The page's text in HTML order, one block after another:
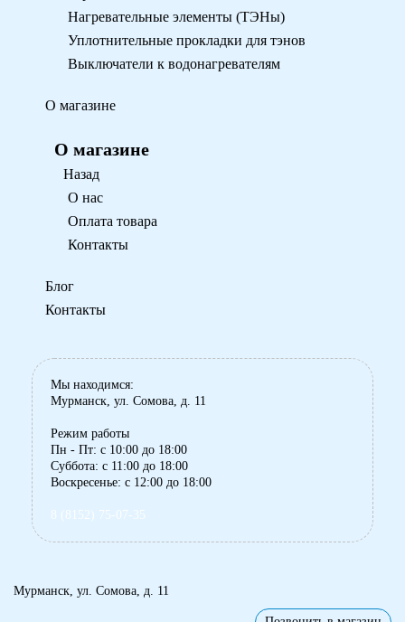
Нагревательные элементы (ТЭНы)
Уплотнительные прокладки для тэнов
Выключатели к водонагревателям
О магазине
О магазине
Назад
О нас
Оплата товара
Контакты
Блог
Контакты
Мы находимся:
Мурманск, ул. Сомова, д. 11
Режим работы
Пн - Пт: с 10:00 до 18:00
Суббота: с 11:00 до 18:00
Воскресенье: с 12:00 до 18:00
8 (8152) 75-07-35
Мурманск, ул. Сомова, д. 11